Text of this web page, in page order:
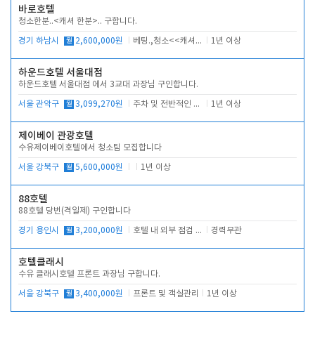
바로호텔
청소한분..<캐셔 한분>.. 구합니다.
경기 하남시 월 2,600,000원 베팅.,청소<<캐셔 모셔봅니다. 1년 이상
하운드호텔 서울대점
하운드호텔 서울대점 에서 3교대 과장님 구인합니다.
서울 관악구 월 3,099,270원 주차 및 전반적인 당번업무 1년 이상
제이베이 관광호텔
수유제이베이호텔에서 청소팀 모집합니다
서울 강북구 월 5,600,000원 1년 이상
88호텔
88호텔 당번(격일제) 구인합니다
경기 용인시 월 3,200,000원 호텔 내 외부 점검 및 프런트 운영 경력무관
호텔클래시
수유 클래시호텔 프론트 과장님 구합니다.
서울 강북구 월 3,400,000원 프론트 및 객실관리 1년 이상